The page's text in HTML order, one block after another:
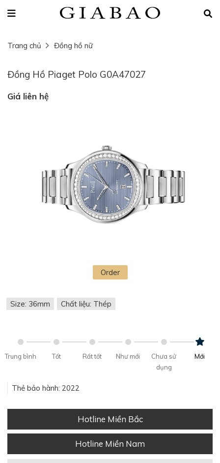
Trang chủ Đồng hồ nữ
Đồng Hồ Piaget Polo G0A47027
Giá liên hệ
Order
Size: 36mm Chất liệu: Thép
Trung bình Tốt Rất tốt Như mới
Chưa sử
dụng
Mới
Thẻ bảo hành: 2022
Hotline Miền Bắc
Hotline Miền Nam